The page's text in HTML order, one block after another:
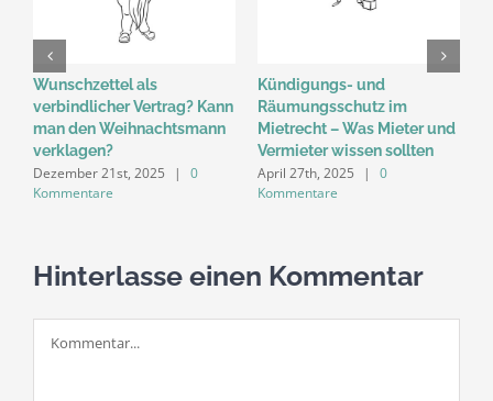
Wunschzettel als
verbindlicher Vertrag? Kann
man den Weihnachtsmann
verklagen?
Dezember 21st, 2025 |
0
Kommentare
Kündigungs- und
Räumungsschutz im
Mietrecht – Was Mieter und
Vermieter wissen sollten
April 27th, 2025 |
0
Kommentare
Hinterlasse einen Kommentar